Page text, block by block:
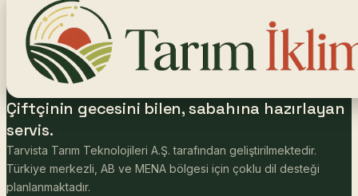
Çiftçinin gecesini bilen, sabahına hazırlayan
servis.
Tarvista Tarım Teknolojileri A.Ş. tarafından geliştirilmektedir.
Türkiye merkezli, AB ve MENA bölgesi için çoklu dil desteği
planlanmaktadır.